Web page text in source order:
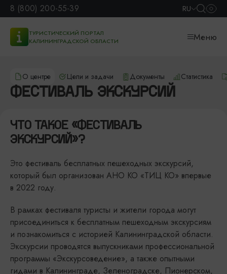
8 (800) 200-55-39 RU
ТУРИСТИЧЕСКИЙ ПОРТАЛ
КАЛИНИНГРАДСКОЙ ОБЛАСТИ
Меню
О центре Цели и задачи Документы Статистика
ФЕСТИВАЛЬ ЭКСКУРСИЙ
ЧТО ТАКОЕ «ФЕСТИВАЛЬ
ЭКСКУРСИЙ»?
Это фестиваль бесплатных пешеходных экскурсий,
который был организован АНО КО «ТИЦ КО» впервые
в 2022 году.
В рамках фестиваля туристы и жители города могут
присоединиться к бесплатным пешеходным экскурсиям
и познакомиться с историей Калининградской области.
Экскурсии проводятся выпускниками профессиональной
программы «Экскурсоведение», а также опытными
гидами в Калининграде, Зеленоградске, Пионерском,